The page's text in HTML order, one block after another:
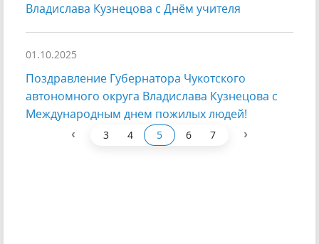
Владислава Кузнецова с Днём учителя
01.10.2025
Поздравление Губернатора Чукотского
автономного округа Владислава Кузнецова с
Международным днем пожилых людей!
‹ 3 4 5 6 7 ›